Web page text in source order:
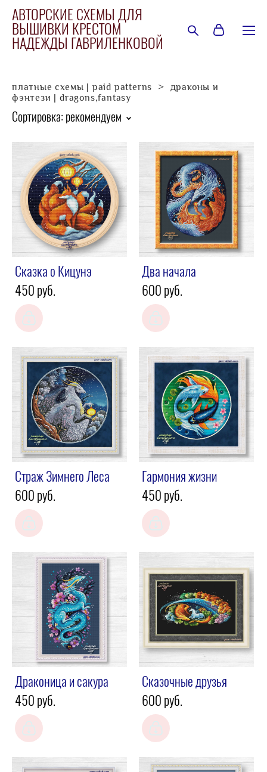
АВТОРСКИЕ СХЕМЫ ДЛЯ
ВЫШИВКИ КРЕСТОМ
НАДЕЖДЫ ГАВРИЛЕНКОВОЙ
платные схемы | paid patterns >
драконы и
фэнтези | dragons,fantasy
Сортировка: рекомендуем
Сказка о Кицунэ
450 pуб.
Два начала
600 pуб.
Страж Зимнего Леса
600 pуб.
Гармония жизни
450 pуб.
Драконица и сакура
450 pуб.
Сказочные друзья
600 pуб.